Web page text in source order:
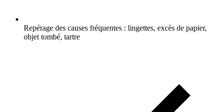
Repérage des causes fréquentes : lingettes, excès de papier,
objet tombé, tartre